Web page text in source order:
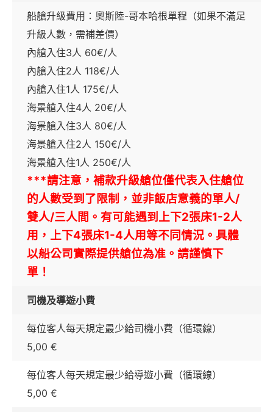
船艙升級費用：奧斯陸-哥本哈根單程（如果不滿足
升級人數，需補差價）
內艙入住3人 60€/人
內艙入住2人 118€/人
內艙入住1人 175€/人
海景艙入住4人 20€/人
海景艙入住3人 80€/人
海景艙入住2人 150€/人
海景艙入住1人 250€/人
***請注意，補款升級艙位僅代表入住艙位
的人數受到了限制，並非飯店意義的單人/
雙人/三人間。 有可能遇到上下2張床1-2人
用，上下4張床1-4人用等不同情況。具體
以船公司實際提供艙位為准。 請謹慎下
單！
司機及導遊小費
每位客人每天規定最少給司機小費（循環線）
5,00 €
每位客人每天規定最少給導遊小費（循環線）
5,00 €